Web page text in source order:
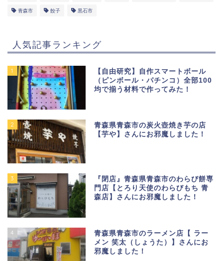
青森市 餃子 黒石市
人気記事ランキング
1
【自由研究】自作スマートボール
（ピンボール・パチンコ）全部100
均で揃う材料で作ってみた！
2
青森県青森市の炭火壺焼き芋の店
【芋や】さんにお邪魔しました！
3
『閉店』青森県青森市のわらび餅専
門店【とろり天使のわらびもち 青
森店】さんにお邪魔しました！
4
青森県青森市のラーメン店【 ラー
メン 笑太（しょうた）】さんにお
邪魔しました！